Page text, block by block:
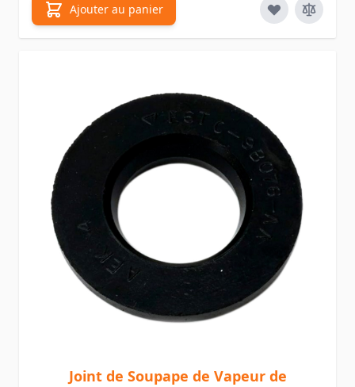
Ajouter au panier
Joint de Soupape de Vapeur de